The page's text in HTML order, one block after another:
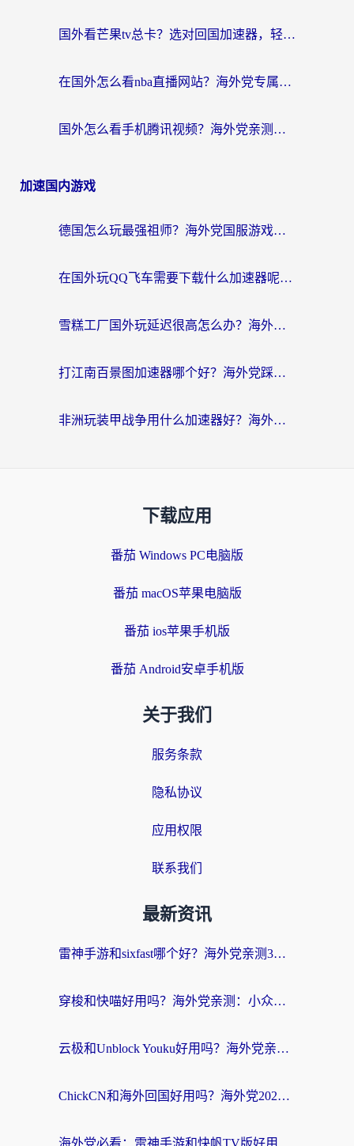
国外看芒果tv总卡？选对回国加速器，轻松追《浪姐》不费劲
在国外怎么看nba直播网站？海外党专属体育观赛指南，告别地区限制！
国外怎么看手机腾讯视频？海外党亲测有效的追剧加速器选择指南
加速国内游戏
德国怎么玩最强祖师？海外党国服游戏加速器选择全攻略（附宝可梦Online实测）
在国外玩QQ飞车需要下载什么加速器呢？海外党亲测有效的国服游戏加速指南
雪糕工厂国外玩延迟很高怎么办？海外玩家国服游戏加速终极攻略（附实测推荐）
打江南百景图加速器哪个好？海外党踩坑N次后，终于找到不卡的秘诀
非洲玩装甲战争用什么加速器好？海外党亲测有效的国服游戏加速方案
下载应用
番茄 Windows PC电脑版
番茄 macOS苹果电脑版
番茄 ios苹果手机版
番茄 Android安卓手机版
关于我们
服务条款
隐私协议
应用权限
联系我们
最新资讯
雷神手游和sixfast哪个好？海外党亲测3款回国加速器，教你选对不踩坑
穿梭和快喵好用吗？海外党亲测：小众加速器对比+番茄加速器深度体验
云极和Unblock Youku好用吗？海外党亲测+2026回国加速器避坑指南
ChickCN和海外回国好用吗？海外党2026亲测：从手游到影音，选对加速器的3个关键